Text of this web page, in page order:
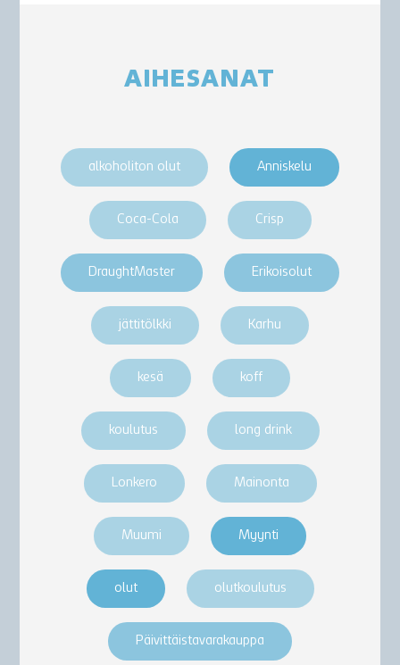
AIHESANAT
alkoholiton olut Anniskelu
Coca-Cola Crisp
DraughtMaster Erikoisolut
jättitölkki Karhu
kesä koff
koulutus long drink
Lonkero Mainonta
Muumi Myynti
olut olutkoulutus
Päivittäistavarakauppa